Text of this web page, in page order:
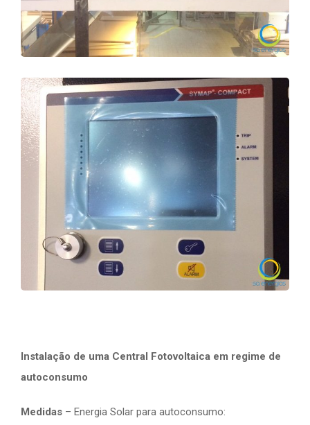
Instalação de uma Central Fotovoltaica em regime de
autoconsumo
Medidas – Energia Solar para autoconsumo: